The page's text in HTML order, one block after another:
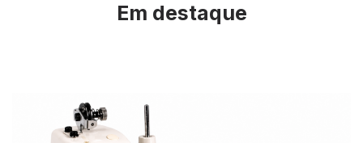
Em destaque